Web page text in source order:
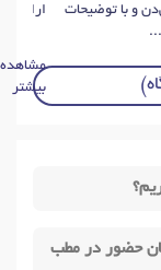
و با توضیحات
ارائه
مشاهده
بیشتر
حضور در مطب